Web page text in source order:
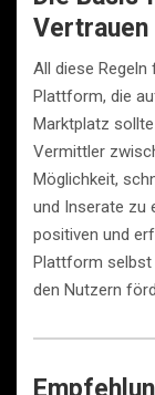
Vertrauen
All diese
Plattform, die
Marktplatz
Vermittler
Möglichkeit,
und Inserate zu
positiven und
Plattform
den Nutzern